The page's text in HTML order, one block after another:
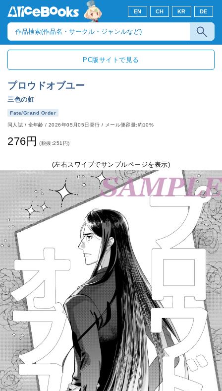
EN CH KR DE
PC版サイトで見る
プロウドオブユー
三色の虹
Fate/Grand Order
同人誌 / 全年齢/2026年05月05日発行 / メール便容量:約10%
276円 (税抜:251円)
(左右スワイプでサンプルページを表示)